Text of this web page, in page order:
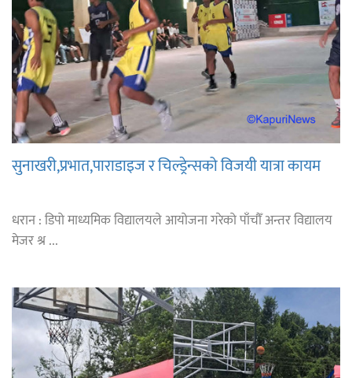
सुनाखरी,प्रभात,पाराडाइज र चिल्ड्रेन्सको विजयी यात्रा कायम
धरान : डिपो माध्यमिक विद्यालयले आयोजना गरेको पाँचौँ अन्तर विद्यालय
मेजर श्र ...